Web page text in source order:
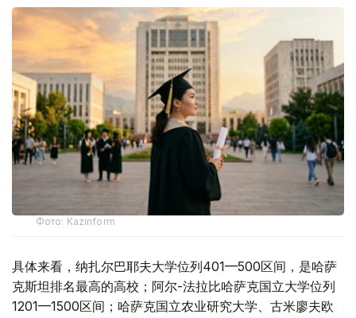
Фото: Kazinform
具体来看，纳扎尔巴耶夫大学位列401—500区间，是哈萨
克斯坦排名最高的高校；阿尔-法拉比哈萨克国立大学位列
1201—1500区间；哈萨克国立农业研究大学、古米廖夫欧